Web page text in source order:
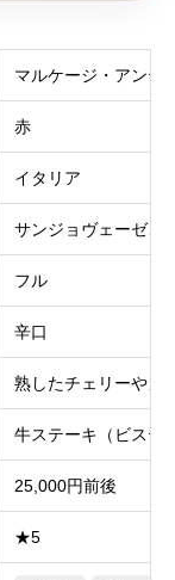
マルケージ・アンテ
赤
イタリア
サンジョヴェーゼ、
フル
辛口
熟したチェリーやカ
牛ステーキ（ビステ
25,000円前後
★5